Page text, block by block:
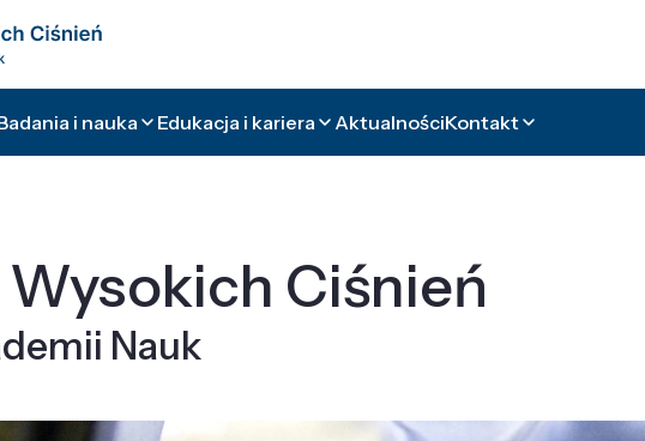
i nauka Edukacja i kariera AktualnościKontakt
Ciśnień
Nauk